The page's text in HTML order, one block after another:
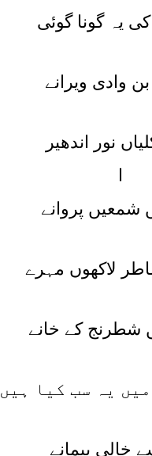
یہ گونا گوئی
وادی ویرانے
نور اندھیر
ا
شمعیں پروانے
لاکھوں مہرے
شطرنج کے خانے
یہ سب کیا ہیں
خالی پیمانے